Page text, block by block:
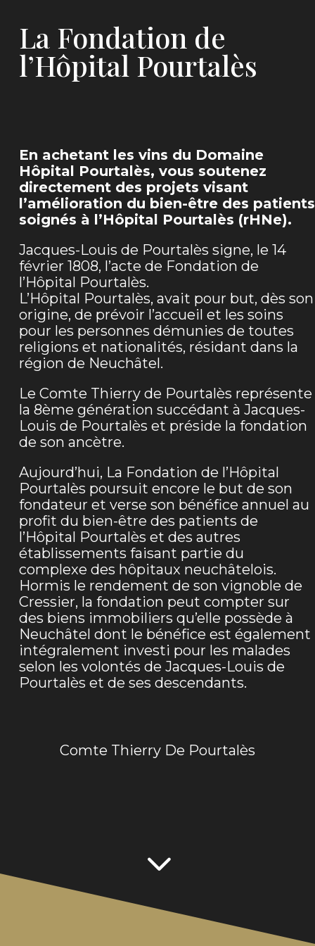
La Fondation de
l’Hôpital Pourtalès
En achetant les vins du Domaine
Hôpital Pourtalès, vous soutenez
directement des projets visant
l’amélioration du bien-être des patients
soignés à l’Hôpital Pourtalès (rHNe).
Jacques-Louis de Pourtalès signe, le 14
février 1808, l’acte de Fondation de
l’Hôpital Pourtalès.
L’Hôpital Pourtalès, avait pour but, dès son
origine, de prévoir l’accueil et les soins
pour les personnes démunies de toutes
religions et nationalités, résidant dans la
région de Neuchâtel.
Le Comte Thierry de Pourtalès représente
la 8ème génération succédant à Jacques-
Louis de Pourtalès et préside la fondation
de son ancètre.
Aujourd’hui, La Fondation de l’Hôpital
Pourtalès poursuit encore le but de son
fondateur et verse son bénéfice annuel au
profit du bien-être des patients de
l’Hôpital Pourtalès et des autres
établissements faisant partie du
complexe des hôpitaux neuchâtelois.
Hormis le rendement de son vignoble de
Cressier, la fondation peut compter sur
des biens immobiliers qu’elle possède à
Neuchâtel dont le bénéfice est également
intégralement investi pour les malades
selon les volontés de Jacques-Louis de
Pourtalès et de ses descendants.
Comte Thierry De Pourtalès
3